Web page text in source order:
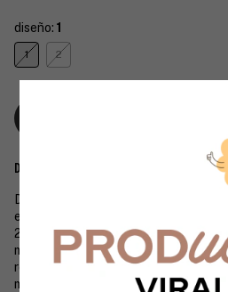
diseño: 1
1 2
Descripción
Descubrí el Muñeco Stretchapalz
estirable que brinda diversión sin
24 cm es ideal para manos
moldearlo una y otra vez. Fabricado
resistentes, es perfecto para
motricidad fina. Ideal para acompañar